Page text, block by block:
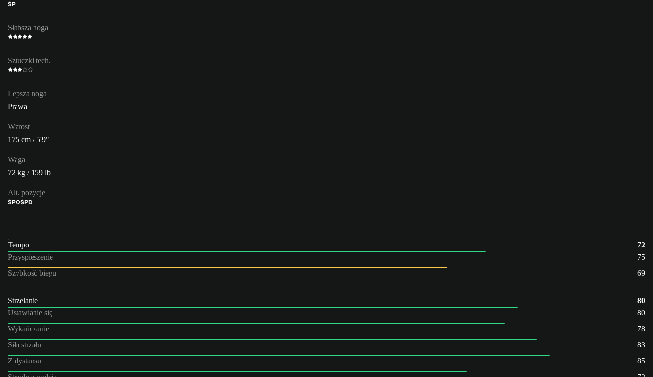
ŚP
Słabsza noga
Sztuczki tech.
Lepsza noga
Prawa
Wzrost
175 cm / 5'9"
Waga
72 kg / 159 lb
Alt. pozycje
ŚPOŚPD
Tempo
72
Przyspieszenie
75
Szybkość biegu
69
Strzelanie
80
Ustawianie się
80
Wykańczanie
78
Siła strzału
83
Z dystansu
85